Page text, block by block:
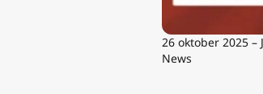
26 oktober 2025
News